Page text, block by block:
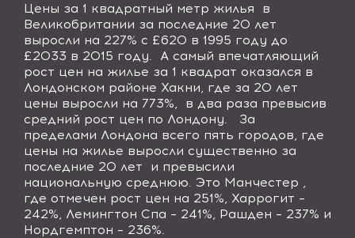
Цены за 1 квадратный метр жилья
в
Великобритании за последние 20 лет
выросли на 227% с £620 в 1995 году до
£2033 в 2015 году.
А самый впечатляющий
рост цен на жилье за 1 квадрат оказался в
Лондонском районе Хакни, где за 20 лет
цены выросли на 773%,
в два раза превысив
средний рост цен по Лондону.
За
пределами Лондона всего пять городов, где
цены на жилье выросли существенно за
последние 20 лет
и превысили
национальную среднюю. Это Манчестер ,
где отмечен рост цен на 251%, Харрогит –
242%, Лемингтон Спа – 241%, Рашден – 237% и
Нордгемптон – 236%.